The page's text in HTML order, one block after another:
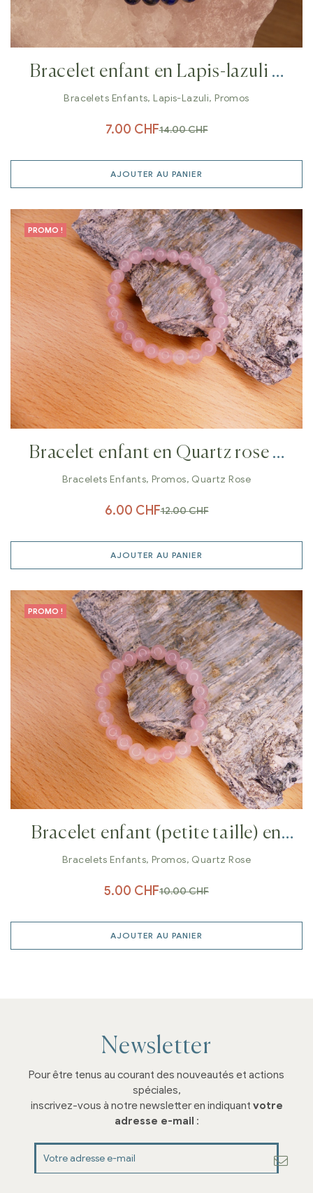
Bracelet enfant en Lapis-lazuli 6
mm
Bracelets Enfants,Lapis-Lazuli,Promos
14.00CHF
7.00 CHF
AJOUTER AU PANIER
PROMO !
Bracelet enfant en Quartz rose 6
mm
Bracelets Enfants, Promos, Quartz Rose
12.00CHF
6.00 CHF
AJOUTER AU PANIER
PROMO !
Bracelet enfant (petite taille) en
Quartz rose 6 mm
Bracelets Enfants, Promos, Quartz Rose
10.00CHF
5.00 CHF
AJOUTER AU PANIER
Newsletter
Pour être tenus au courant des nouveautés et actions
spéciales,
inscrivez-vous à notre newsletter en indiquant votre
adresse e-mail :